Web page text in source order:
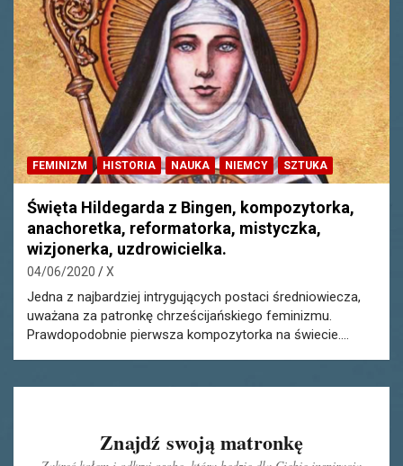
FEMINIZM HISTORIA NAUKA NIEMCY SZTUKA
Święta Hildegarda z Bingen, kompozytorka,
anachoretka, reformatorka, mistyczka,
wizjonerka, uzdrowicielka.
04/06/2020 X
Jedna z najbardziej intrygujących postaci średniowiecza,
uważana za patronkę chrześcijańskiego feminizmu.
Prawdopodobnie pierwsza kompozytorka na świecie.…
Znajdź swoją matronkę